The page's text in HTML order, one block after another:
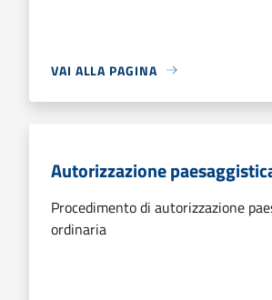
VAI ALLA PAGINA
Autorizzazione
Procedimento di autorizzazione
ordinaria